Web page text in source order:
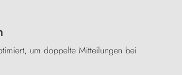
um doppelte Mitteilungen bei